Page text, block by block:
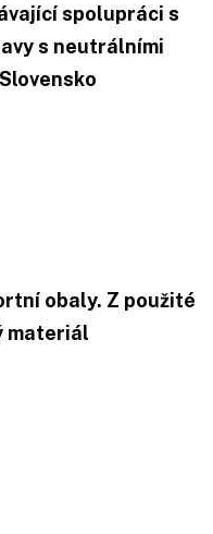
spolupráci s
s neutrálními
obaly. Z použité
materiál